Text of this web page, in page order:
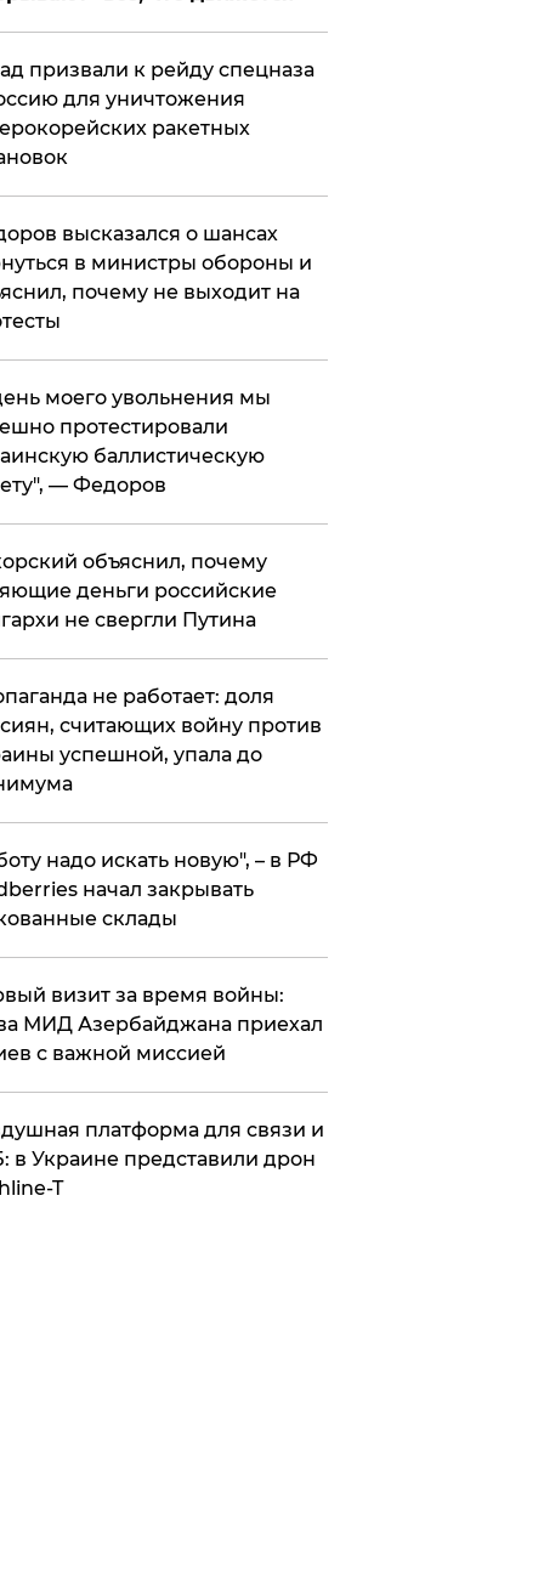
призвали к рейду спецназа
для уничтожения
ракетных
высказался о шансах
в министры обороны и
почему не выходит на
моего увольнения мы
протестировали
баллистическую
— Федоров
объяснил, почему
деньги российские
не свергли Путина
не работает: доля
считающих войну против
успешной, упала до
надо искать новую", – в РФ
начал закрывать
склады
визит за время войны:
МИД Азербайджана приехал
с важной миссией
платформа для связи и
в Украине представили дрон
T